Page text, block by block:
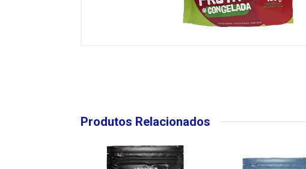
Produtos Relacionados